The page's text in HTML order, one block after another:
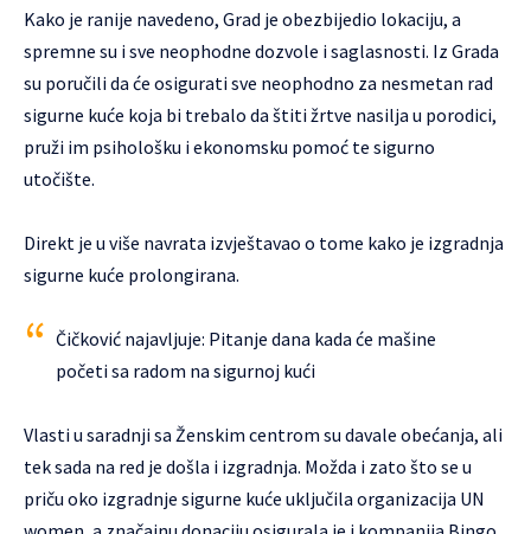
Kako je ranije navedeno, Grad je obezbijedio lokaciju, a
spremne su i sve neophodne dozvole i saglasnosti. Iz Grada
su poručili da će osigurati sve neophodno za nesmetan rad
sigurne kuće koja bi trebalo da štiti žrtve nasilja u porodici,
pruži im psihološku i ekonomsku pomoć te sigurno
utočište.
Direkt je u više navrata izvještavao o tome kako je izgradnja
sigurne kuće prolongirana.
Čičković najavljuje: Pitanje dana kada će mašine
početi sa radom na sigurnoj kući
Vlasti u saradnji sa Ženskim centrom su davale obećanja, ali
tek sada na red je došla i izgradnja. Možda i zato što se u
priču oko izgradnje sigurne kuće uključila organizacija UN